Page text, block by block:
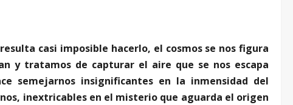
casi imposible hacerlo, el cosmos se nos figura
y tratamos de capturar el aire que se nos escapa
semejarnos insignificantes en la inmensidad del
inextricables en el misterio que aguarda el origen